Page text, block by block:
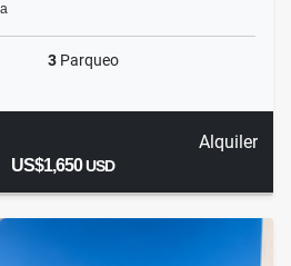
3 Parqueo
Alquiler
US$1,650USD